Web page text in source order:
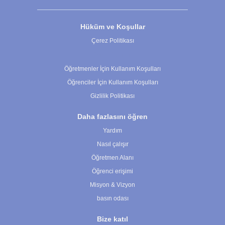
Hüküm ve Koşullar
Çerez Politikası
Öğretmenler İçin Kullanım Koşulları
Öğrenciler İçin Kullanım Koşulları
Gizlilik Politikası
Daha fazlasını öğren
Yardım
Nasıl çalışır
Öğretmen Alanı
Öğrenci erişimi
Misyon & Vizyon
basın odası
Bize katıl